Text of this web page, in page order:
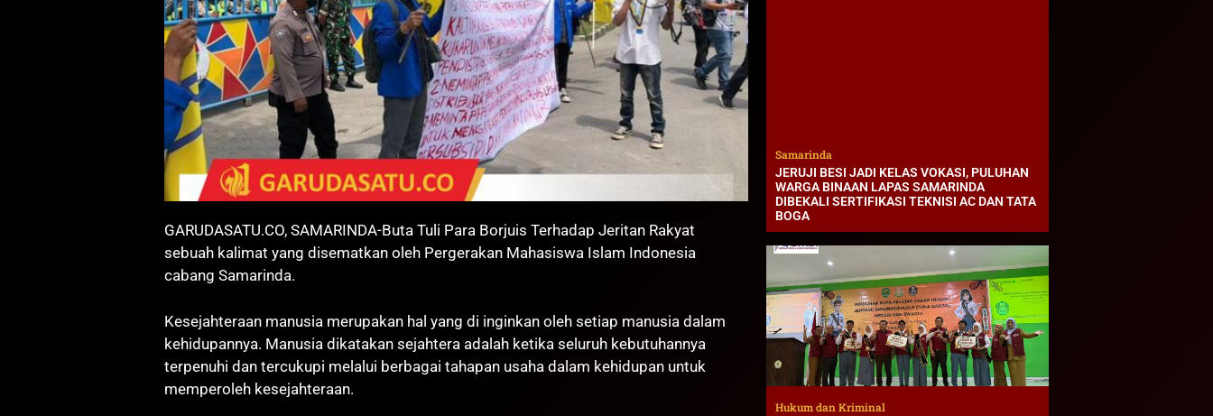
GARUDASATU.CO, SAMARINDA-Buta Tuli Para Borjuis Terhadap Jeritan Rakyat
sebuah kalimat yang disematkan oleh Pergerakan Mahasiswa Islam Indonesia
cabang Samarinda.
Kesejahteraan manusia merupakan hal yang di inginkan oleh setiap manusia dalam
kehidupannya. Manusia dikatakan sejahtera adalah ketika seluruh kebutuhannya
terpenuhi dan tercukupi melalui berbagai tahapan usaha dalam kehidupan untuk
memperoleh kesejahteraan.
Samarinda
JERUJI BESI JADI KELAS VOKASI, PULUHAN
WARGA BINAAN LAPAS SAMARINDA
DIBEKALI SERTIFIKASI TEKNISI AC DAN TATA
BOGA
Hukum dan Kriminal